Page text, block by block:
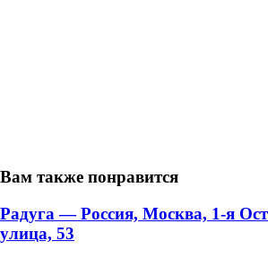
Вам также понравится
Радуга — Россия, Москва, 1-я
улица, 53